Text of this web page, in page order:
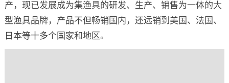
产，现已发展成为集渔具的研发、生产、销售为一体的大
型渔具品牌，产品不但畅销国内，还远销到美国、法国、
日本等十多个国家和地区。